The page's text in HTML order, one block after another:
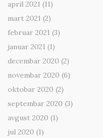
april 2021 (11)
mart 2021 (2)
februar 2021 (3)
januar 2021 (1)
decembar 2020 (2)
novembar 2020 (6)
oktobar 2020 (2)
septembar 2020 (3)
avgust 2020 (1)
jul 2020 (1)